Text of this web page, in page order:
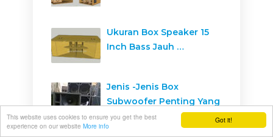
Got it!
This website uses cookies to ensure you get the best
experience on our website More info
Ukuran Box Speaker 15
Inch Bass Jauh …
Jenis -Jenis Box
Subwoofer Penting Yang
Harus …